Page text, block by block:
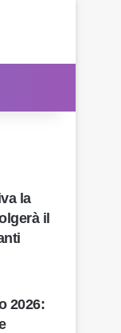
la
il
2026: